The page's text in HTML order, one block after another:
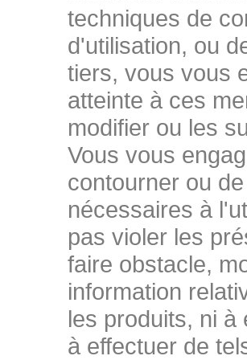
techniques de
d'utilisation, ou
tiers, vous vous
atteinte à ces
modifier ou les
Vous vous
contourner ou
nécessaires à
pas violer les
faire obstacle,
information
les produits, ni à
à effectuer de